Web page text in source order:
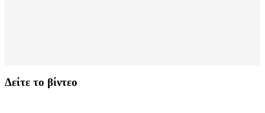
Δείτε το βίντεο